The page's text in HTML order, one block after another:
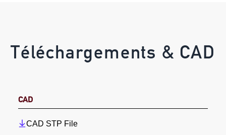
Téléchargements & CAD
CAD
CAD STP File